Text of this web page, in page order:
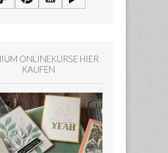
ONLINEKURSE HIER
KAUFEN